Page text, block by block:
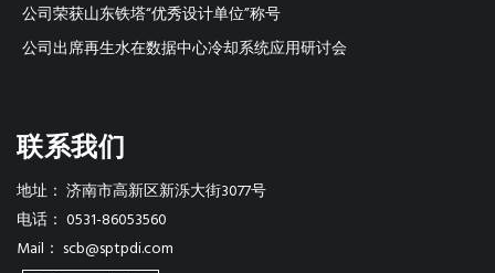
公司荣获山东铁塔“优秀设计单位”称号
公司出席再生水在数据中心冷却系统应用研讨会
联系我们
地址： 济南市高新区新泺大街3077号
电话： 0531-86053560
Mail： scb@sptpdi.com